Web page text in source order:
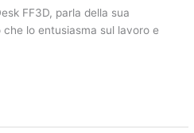
FF3D, parla della sua
lo entusiasma sul lavoro e